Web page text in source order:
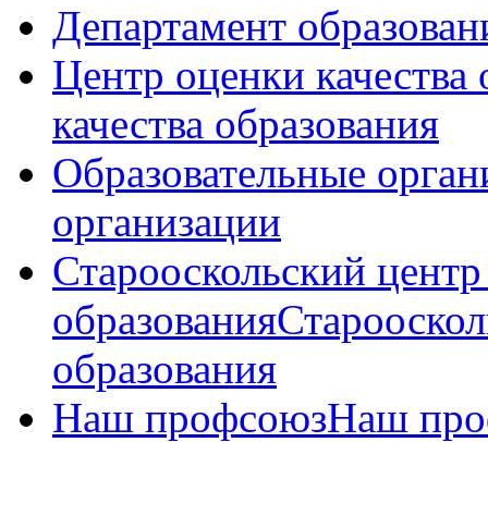
Департамент
Центр оценки качества
качества образования
Образовательные
организации
Старооскольский
образования
образования
Наш профсоюзНаш